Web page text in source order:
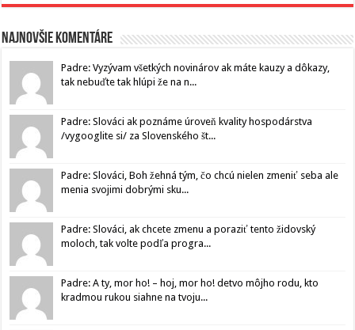
Najnovšie komentáre
Padre: Vyzývam všetkých novinárov ak máte kauzy a dôkazy,
tak nebuďte tak hlúpi že na n...
Padre: Slováci ak poznáme úroveň kvality hospodárstva
/vygooglite si/ za Slovenského št...
Padre: Slováci, Boh žehná tým, čo chcú nielen zmeniť seba ale
menia svojimi dobrými sku...
Padre: Slováci, ak chcete zmenu a poraziť tento židovský
moloch, tak volte podľa progra...
Padre: A ty, mor ho! – hoj, mor ho! detvo môjho rodu, kto
kradmou rukou siahne na tvoju...